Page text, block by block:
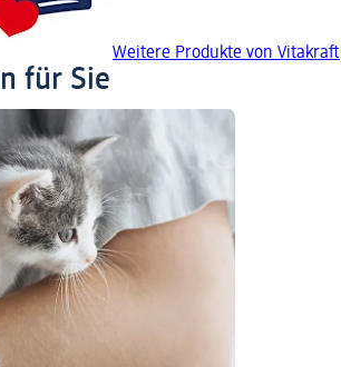
Weitere Produkte von Vitakraft
für Sie